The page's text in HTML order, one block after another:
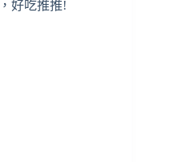
好吃推推!